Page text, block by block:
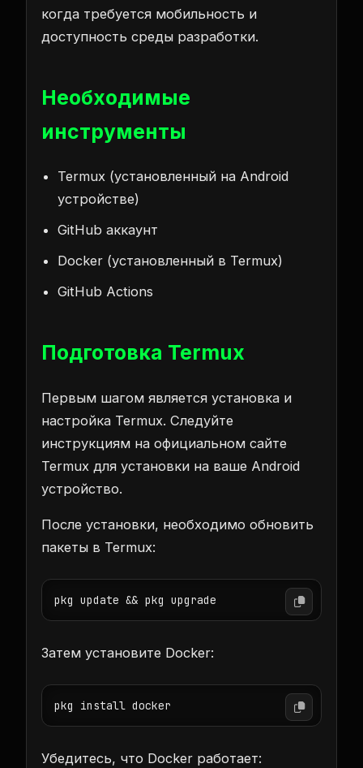
когда требуется мобильность и
доступность среды разработки.
Необходимые
инструменты
Termux (установленный на Android
устройстве)
GitHub аккаунт
Docker (установленный в Termux)
GitHub Actions
Подготовка Termux
Первым шагом является установка и
настройка Termux. Следуйте
инструкциям на официальном сайте
Termux для установки на ваше Android
устройство.
После установки, необходимо обновить
пакеты в Termux:
pkg update && pkg upgrade
Затем установите Docker:
pkg install docker
Убедитесь, что Docker работает: